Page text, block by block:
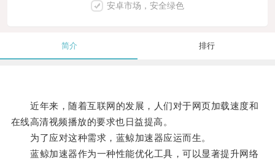
安卓市场，安全绿色
简介 排行
近年来，随着互联网的发展，人们对于网页加载速度和
在线高清视频播放的要求也日益提高。
为了应对这种需求，蓝鲸加速器应运而生。
蓝鲸加速器作为一种性能优化工具，可以显著提升网络